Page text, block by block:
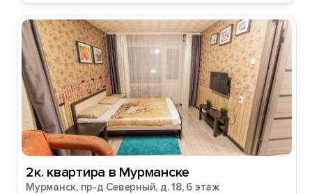
2к. квартира в Мурманске
Мурманск, пр-д Северный, д. 18, 6 этаж